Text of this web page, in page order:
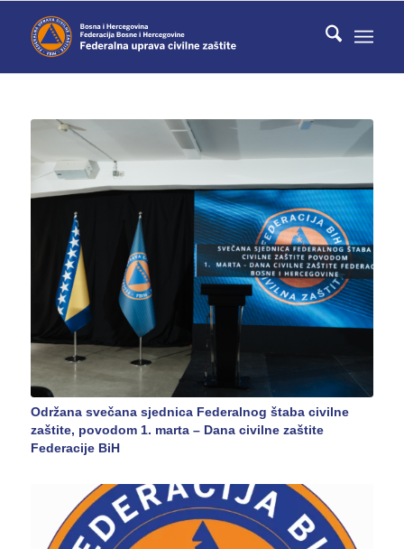
Održana svečana sjednica Federalnog štaba civilne
zaštite, povodom 1. marta – Dana civilne zaštite
Federacije BiH